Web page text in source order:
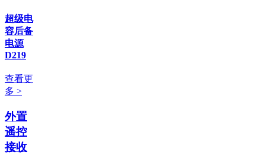
超级电
容后备
电源
D219
查看更
多 >
外置
遥控
接收